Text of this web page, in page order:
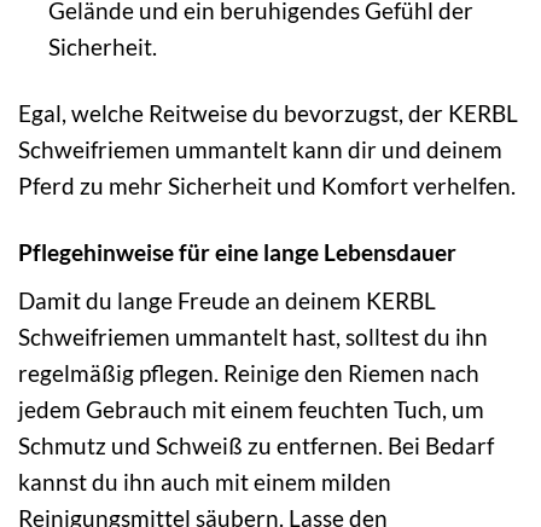
Gelände und ein beruhigendes Gefühl der
Sicherheit.
Egal, welche Reitweise du bevorzugst, der KERBL
Schweifriemen ummantelt kann dir und deinem
Pferd zu mehr Sicherheit und Komfort verhelfen.
Pflegehinweise für eine lange Lebensdauer
Damit du lange Freude an deinem KERBL
Schweifriemen ummantelt hast, solltest du ihn
regelmäßig pflegen. Reinige den Riemen nach
jedem Gebrauch mit einem feuchten Tuch, um
Schmutz und Schweiß zu entfernen. Bei Bedarf
kannst du ihn auch mit einem milden
Reinigungsmittel säubern. Lasse den